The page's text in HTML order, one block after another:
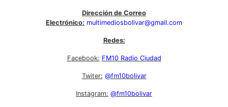
Dirección de Correo
Electrónico: multimediosbolivar@gmail.com
Redes:
Facebook: FM10 Radio Ciudad
Twiter: @fm10bolivar
Instagram: @fm10bolivar